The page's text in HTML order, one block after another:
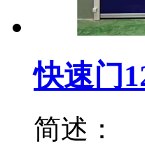
快速门
简述：